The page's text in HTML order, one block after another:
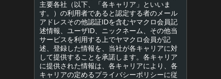
主要各社（以下、「各キャリア」といいま
す。）の利用者であると認定する者のメール
アドレスその他認証IDを含むヤマクロ会員記
述情報、ユーザID、ニックネーム、その他当
サービスを利用する上でヤマクロ会員が記
述、登録した情報を、当社が各キャリアに対
して提供することを承諾します。各キャリア
に提供された情報は、各キャリアにより、各
キャリアの定めるプライバシーポリシーに従